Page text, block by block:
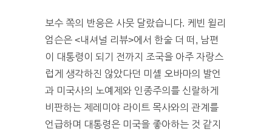
보수 쪽의 반응은 사뭇 달랐습니다. 케빈 윌리
엄슨은 <내셔널 리뷰>에서 한술 더 떠, 남편
이 대통령이 되기 전까지 조국을 아주 자랑스
럽게 생각하진 않았다던 미셸 오바마의 발언
과 미국사의 노예제와 인종주의를 신랄하게
비판하는 제레미야 라이트 목사와의 관계를
언급하며 대통령은 미국을 좋아하는 것 같지